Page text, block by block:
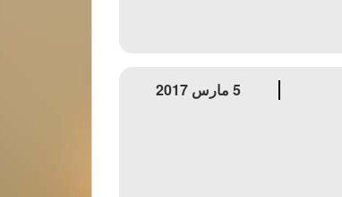
5 مارس 2017